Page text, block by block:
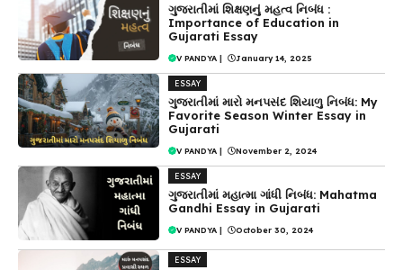
ગુજરાતીમાં શિક્ષણનું મહત્વ નિબંધ :
Importance of Education in
Gujarati Essay
V PANDYA | January 14, 2025
ESSAY
ગુજરાતીમાં મારો મનપસંદ શિયાળુ નિબંધ: My
Favorite Season Winter Essay in
Gujarati
V PANDYA | November 2, 2024
ESSAY
ગુજરાતીમાં મહાત્મા ગાંધી નિબંધ: Mahatma
Gandhi Essay in Gujarati
V PANDYA | October 30, 2024
ESSAY